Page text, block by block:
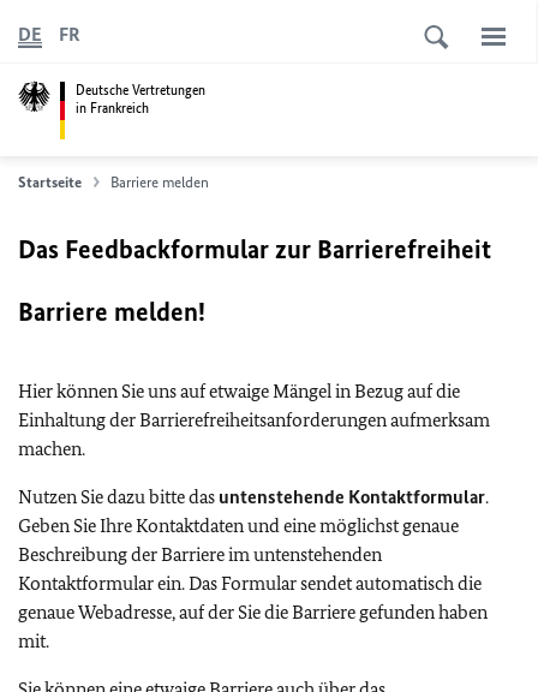
Deutsche Vertretungen
in Frankreich
DE FR
Startseite Barriere melden
Das Feedbackformular zur Barrierefreiheit
Barriere melden!
Hier können Sie uns auf etwaige Mängel in Bezug auf die
Einhaltung der Barrierefreiheitsanforderungen aufmerksam
machen.
Nutzen Sie dazu bitte das untenstehende Kontaktformular.
Geben Sie Ihre Kontaktdaten und eine möglichst genaue
Beschreibung der Barriere im untenstehenden
Kontaktformular ein. Das Formular sendet automatisch die
genaue Webadresse, auf der Sie die Barriere gefunden haben
mit.